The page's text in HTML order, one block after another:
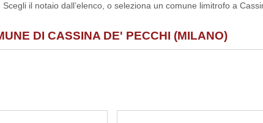
il notaio dall’elenco, o seleziona un comune limitrofo a
DI CASSINA DE' PECCHI (MILANO)